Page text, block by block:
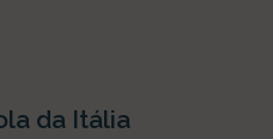
da Itália